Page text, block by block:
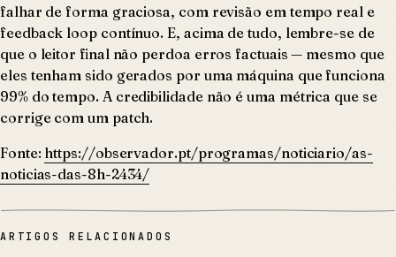
falhar de forma graciosa, com revisão em tempo real e
feedback loop contínuo. E, acima de tudo, lembre-se de
que o leitor final não perdoa erros factuais — mesmo que
eles tenham sido gerados por uma máquina que funciona
99% do tempo. A credibilidade não é uma métrica que se
corrige com um patch.
Fonte: https://observador.pt/programas/noticiario/as-
noticias-das-8h-2434/
ARTIGOS RELACIONADOS